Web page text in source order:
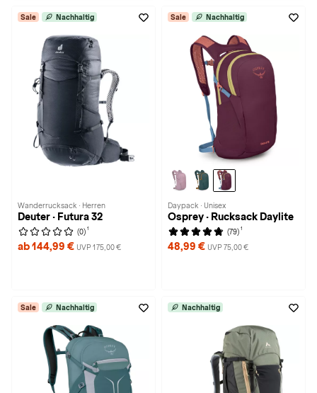
Sale Nachhaltig
Wanderrucksack · Herren
Deuter · Futura 32
(0) 1
ab 144,99 € UVP 175,00 €
Sale Nachhaltig
Daypack · Unisex
Osprey · Rucksack Daylite
(79) 1
48,99 € UVP 75,00 €
Sale Nachhaltig Nachhaltig